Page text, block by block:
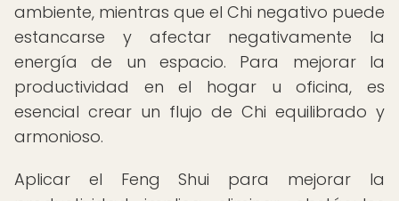
ambiente, mientras que el Chi negativo puede
estancarse y afectar negativamente la
energía de un espacio. Para mejorar la
productividad en el hogar u oficina, es
esencial crear un flujo de Chi equilibrado y
armonioso.
Aplicar el Feng Shui para mejorar la